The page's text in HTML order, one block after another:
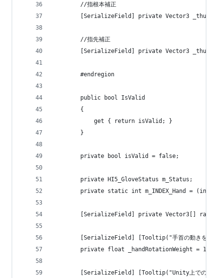
        //指根本補正
[SerializeField] private Vector3
        //指先補正
[SerializeField] private Vector3
        #endregion
        public bool IsValid
        {
            get { return isValid; }
        }
        private bool isValid = false;
        private HI5_GloveStatus m_Status;
private static int m_INDEX_Hand = (int)
[SerializeField] private Vector3[]
[SerializeField] [Tooltip("手首の動きをど
private float _handRotationWeight =
[SerializeField] [Tooltip("Unity上でのTポー